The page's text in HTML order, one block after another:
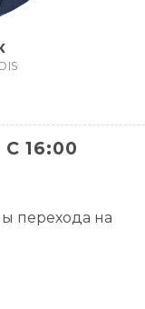
16:00
перехода на